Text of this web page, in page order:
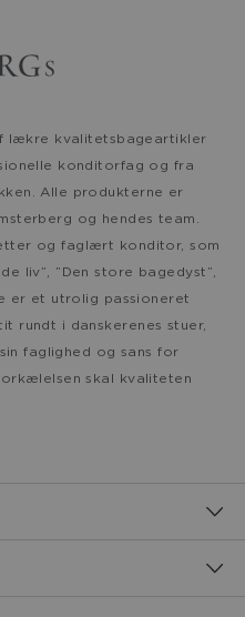
lækre kvalitetsbageartikler
konditorfag og fra
Alle produkterne er
og hendes team.
og faglært konditor, som
liv”, ”Den store bagedyst”,
er et utrolig passioneret
rundt i danskerenes stuer,
faglighed og sans for
skal kvaliteten